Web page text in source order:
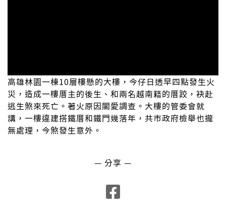
高雄林園一棟10層樓懸的大樓，今仔日透早四點發生火
災，造成一樓厝主的後生、和兩名越南籍的厝跤，袂赴
逃生煞來死亡。著火原因閣愛調查。大樓的管委會就
講，一樓違建搭鐵厝和鐵門幾落年，共市政府檢舉也攏
無處理，今煞發生意外。
— 分享 —